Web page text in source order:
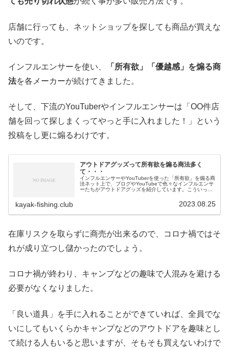
店舗に行っても、ネットショップを探しても商品が買えな
いのです。
インフルエンサーを使い、
「所有欲」「優越感」を煽る商
法を各メーカーが続けてきました。
そして、下流のYouTuberやインフルエンサーは「OO件店
舗を回って探しまくってやっと手に入れました！」という
投稿をし更に煽るわけです。
アウトドアグッズって所有欲を煽る商法多く
て・・・
インフルエンサーやYouTuberを使った「所有欲」を煽る商
法ネット上で、ブログやYouTubeで色々なインフルエンサ
ーたちがアウトドアグッズを紹介しています。こういった
なったというか「ここからはもう買わないで置こう」と思
ったことがあります。ワークマンは特にその傾向が見られ
商品紹介↓紹介された商品が欲しくなる↓売っていない↓もっ
と欲しくなるという商法なのだと思います。人気す...
kayak-fishing.club 2023.08.25
在庫リスクを取らずに商売が出来るので、コロナ禍ではそ
れが成り立つし儲かったのでしょう。
コロナ禍が終わり、キャンプなどの趣味で人混みを避ける
必要がなくなりました。
「良い道具」を手に入れることができていれば、全員でな
いにしてもいくらかキャンプなどのアウトドアを趣味とし
て続ける人もいると思いますが、そもそも買えないわけで